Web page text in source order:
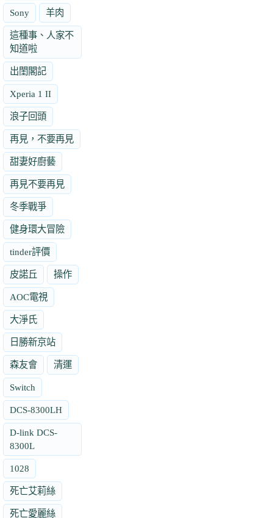
Sony 羊肉
這種事、人家不
知道啦
出閨閣記
Xperia 1 II
浪子回頭
再見，不要再見
甜妻好廚藝
再見不要再見
冬季戰爭
健身環大冒險
tinder評價
皮諾丘 操作
AOC電視
大淨氏
日勝新京站
森友會 清運
Switch
DCS-8300LH
D-link DCS-
8300L
1028
死亡艾莉絲
死亡愛麗絲